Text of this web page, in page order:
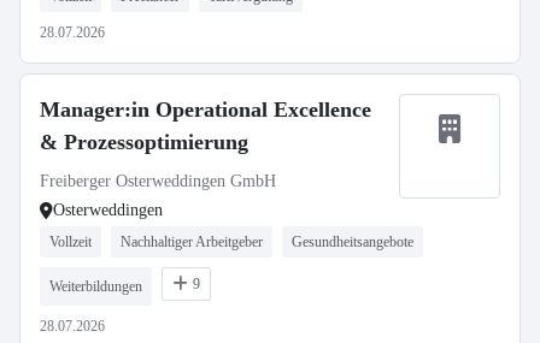
28.07.2026
Manager:in Operational Excellence
& Prozessoptimierung
Freiberger Osterweddingen GmbH
Osterweddingen
Vollzeit Nachhaltiger Arbeitgeber Gesundheitsangebote
Weiterbildungen 9
28.07.2026